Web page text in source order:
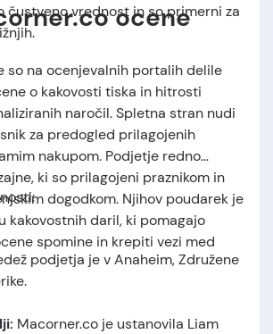
čustveno vrednost in so primerni za
ocene
so na ocenjevalnih portalih delile
o kakovosti tiska in hitrosti
naročil. Spletna stran nudi
za predogled prilagojenih
nakupom. Podjetje redno
ki so prilagojeni praznikom in
dogodkom. Njihov poudarek je
kakovostnih daril, ki pomagajo
spomine in krepiti vezi med
podjetja je v Anaheim, Združene
Macorner.co je ustanovila Liam